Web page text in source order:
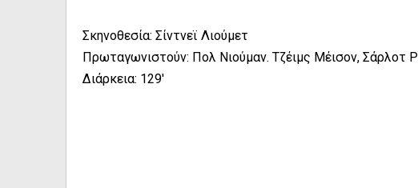
Σκηνοθεσία: Σίντνεϊ Λιούμετ
Πρωταγωνιστούν: Πολ Νιούμαν. Τζέιμς Μέισον, Σάρλοτ
Διάρκεια: 129'